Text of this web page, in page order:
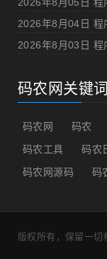
码农网关键词
码农网 码农
码农工具
码农
码农网源码
码
版权所有，保留一